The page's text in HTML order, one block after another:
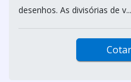
desenhos. As divisórias de v...